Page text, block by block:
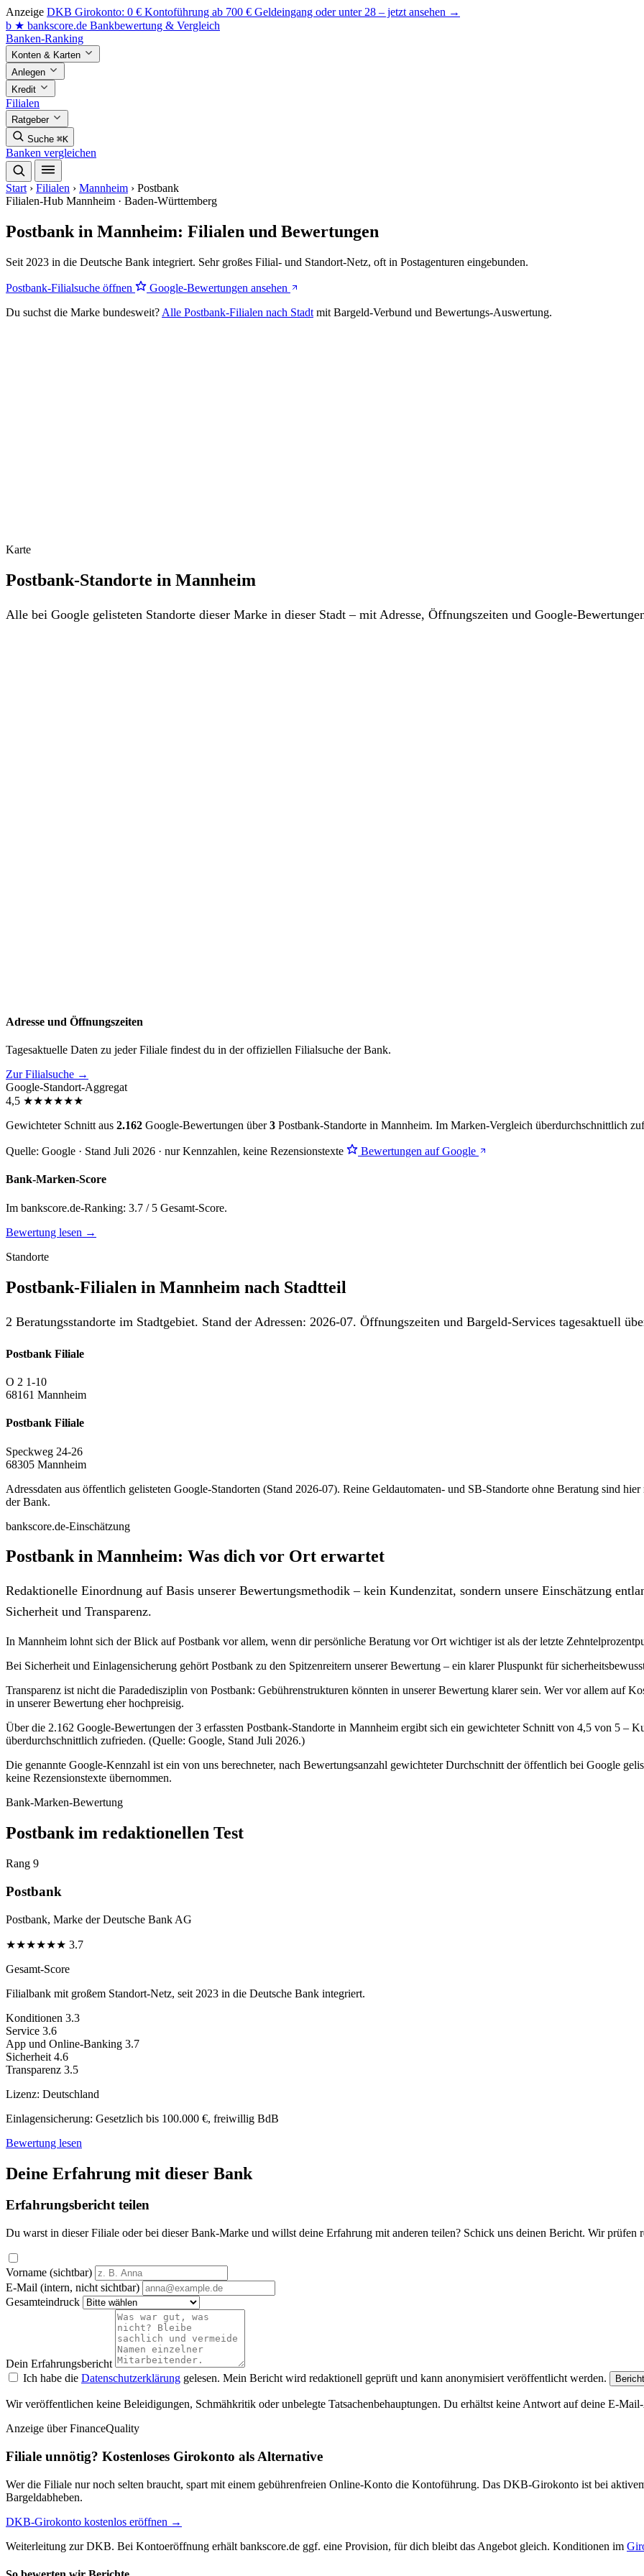
Anzeige DKB Girokonto: 0 € Kontoführung ab 700 € Geldeingang oder unter 28 – jetzt ansehen →
b ★ bankscore.de Bankbewertung & Vergleich
Banken-Ranking
Konten & Karten
Anlegen
Kredit
Filialen
Ratgeber
Suche ⌘K
Banken vergleichen
Start › Filialen › Mannheim › Postbank
Filialen-Hub Mannheim · Baden-Württemberg
Postbank in Mannheim: Filialen und Bewertungen
Seit 2023 in die Deutsche Bank integriert. Sehr großes Filial- und Standort-Netz, oft in Postagenturen eingebunden.
Postbank-Filialsuche öffnen
Google-Bewertungen ansehen
Du suchst die Marke bundesweit? Alle Postbank-Filialen nach Stadt mit Bargeld-Verbund und Bewertungs-Auswertung.
Karte
Postbank-Standorte in Mannheim
Alle bei Google gelisteten Standorte dieser Marke in dieser Stadt – mit Adresse, Öffnungszeiten und Google-
Adresse und Öffnungszeiten
Tagesaktuelle Daten zu jeder Filiale findest du in der offiziellen Filialsuche der Bank.
Zur Filialsuche →
Google-Standort-Aggregat
4,5 ★★★★★★
Gewichteter Schnitt aus 2.162 Google-Bewertungen über3 Postbank-Standorte in Mannheim. Im Marken-Vergleich überdurchschnittlich
Quelle: Google · Stand Juli 2026 · nur Kennzahlen, keine Rezensionstexte Bewertungen auf Google
Bank-Marken-Score
Im bankscore.de-Ranking: 3.7 / 5 Gesamt-Score.
Bewertung lesen →
Standorte
Postbank-Filialen in Mannheim nach Stadtteil
2 Beratungsstandorte im Stadtgebiet. Stand der Adressen: 2026-07. Öffnungszeiten und Bargeld-Services tagesaktuell
Postbank Filiale
O 2 1-10
68161 Mannheim
Postbank Filiale
Speckweg 24-26
68305 Mannheim
Adressdaten aus öffentlich gelisteten Google-Standorten (Stand 2026-07). Reine Geldautomaten- und SB-Standorte ohne Beratung sind
der Bank.
bankscore.de-Einschätzung
Postbank in Mannheim: Was dich vor Ort erwartet
Redaktionelle Einordnung auf Basis unserer Bewertungsmethodik – kein Kundenzitat, sondern unsere Einschätzung
Sicherheit und Transparenz.
In Mannheim lohnt sich der Blick auf Postbank vor allem, wenn dir persönliche Beratung vor Ort wichtiger ist als der letzte
Bei Sicherheit und Einlagensicherung gehört Postbank zu den Spitzenreitern unserer Bewertung – ein klarer Pluspunkt für
Transparenz ist nicht die Paradedisziplin von Postbank: Gebührenstrukturen könnten in unserer Bewertung klarer sein. Wer vor allem auf
in unserer Bewertung eher hochpreisig.
Über die 2.162 Google-Bewertungen der 3 erfassten Postbank-Standorte in Mannheim ergibt sich ein gewichteter Schnitt von 4,5 von 5 –
überdurchschnittlich zufrieden. (Quelle: Google, Stand Juli 2026.)
Die genannte Google-Kennzahl ist ein von uns berechneter, nach Bewertungsanzahl gewichteter Durchschnitt der öffentlich bei Google
keine Rezensionstexte übernommen.
Bank-Marken-Bewertung
Postbank im redaktionellen Test
Rang 9
Postbank
Postbank, Marke der Deutsche Bank AG
★★★★★★ 3.7
Gesamt-Score
Filialbank mit großem Standort-Netz, seit 2023 in die Deutsche Bank integriert.
Konditionen 3.3
Service 3.6
App und Online-Banking 3.7
Sicherheit 4.6
Transparenz 3.5
Lizenz: Deutschland
Einlagensicherung: Gesetzlich bis 100.000 €, freiwillig BdB
Bewertung lesen
Deine Erfahrung mit dieser Bank
Erfahrungsbericht teilen
Du warst in dieser Filiale oder bei dieser Bank-Marke und willst deine Erfahrung mit anderen teilen? Schick uns deinen Bericht. Wir
Vorname (sichtbar)
E-Mail (intern, nicht sichtbar)
Gesamteindruck
Dein Erfahrungsbericht
Ich habe die Datenschutzerklärung gelesen. Mein Bericht wird redaktionell geprüft und kann anonymisiert veröffentlicht werden.
Wir veröffentlichen keine Beleidigungen, Schmähkritik oder unbelegte Tatsachenbehauptungen. Du erhältst keine Antwort auf deine E-
Anzeige über FinanceQuality
Filiale unnötig? Kostenloses Girokonto als Alternative
Wer die Filiale nur noch selten braucht, spart mit einem gebührenfreien Online-Konto die Kontoführung. Das DKB-Girokonto ist bei
Bargeldabheben.
DKB-Girokonto kostenlos eröffnen →
Weiterleitung zur DKB. Bei Kontoeröffnung erhält bankscore.de ggf. eine Provision, für dich bleibt das Angebot gleich. Konditionen im